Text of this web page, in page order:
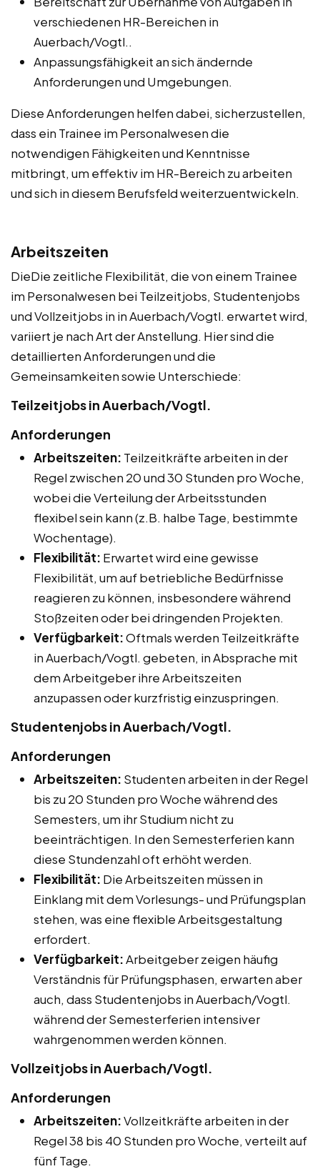
verschiedenen HR-Bereichen in
Auerbach/Vogtl..
Anpassungsfähigkeit an sich ändernde
Anforderungen und Umgebungen.
Diese Anforderungen helfen dabei, sicherzustellen,
dass ein Trainee im Personalwesen die
notwendigen Fähigkeiten und Kenntnisse
mitbringt, um effektiv im HR-Bereich zu arbeiten
und sich in diesem Berufsfeld weiterzuentwickeln.
Arbeitszeiten
DieDie zeitliche Flexibilität, die von einem Trainee
im Personalwesen bei Teilzeitjobs, Studentenjobs
und Vollzeitjobs in in Auerbach/Vogtl. erwartet wird,
variiert je nach Art der Anstellung. Hier sind die
detaillierten Anforderungen und die
Gemeinsamkeiten sowie Unterschiede:
Teilzeitjobs in Auerbach/Vogtl.
Anforderungen
Arbeitszeiten: Teilzeitkräfte arbeiten in der
Regel zwischen 20 und 30 Stunden pro Woche,
wobei die Verteilung der Arbeitsstunden
flexibel sein kann (z.B. halbe Tage, bestimmte
Wochentage).
Flexibilität: Erwartet wird eine gewisse
Flexibilität, um auf betriebliche Bedürfnisse
reagieren zu können, insbesondere während
Stoßzeiten oder bei dringenden Projekten.
Verfügbarkeit:Oftmals werden Teilzeitkräfte
in Auerbach/Vogtl. gebeten, in Absprache mit
dem Arbeitgeber ihre Arbeitszeiten
anzupassen oder kurzfristig einzuspringen.
Studentenjobs in Auerbach/Vogtl.
Anforderungen
Arbeitszeiten: Studenten arbeiten in der Regel
bis zu 20 Stunden pro Woche während des
Semesters, um ihr Studium nicht zu
beeinträchtigen. In den Semesterferien kann
diese Stundenzahl oft erhöht werden.
Flexibilität: Die Arbeitszeiten müssen in
Einklang mit dem Vorlesungs- und Prüfungsplan
stehen, was eine flexible Arbeitsgestaltung
erfordert.
Verfügbarkeit:Arbeitgeber zeigen häufig
Verständnis für Prüfungsphasen, erwarten aber
auch, dass Studentenjobs in Auerbach/Vogtl.
während der Semesterferien intensiver
wahrgenommen werden können.
Vollzeitjobs in Auerbach/Vogtl.
Anforderungen
Arbeitszeiten:Vollzeitkräfte arbeiten in der
Regel 38 bis 40 Stunden pro Woche, verteilt auf
fünf Tage.